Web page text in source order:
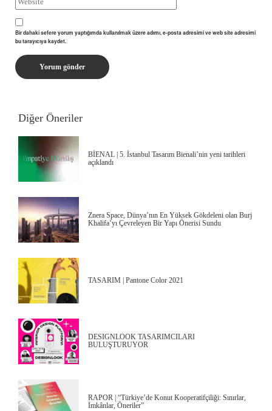
Bir dahaki sefere yorum yaptığımda kullanılmak üzere adımı, e-posta adresimi ve web site adresimi
bu tarayıcıya kaydet.
Diğer Öneriler
BİENAL | 5. İstanbul Tasarım Bienali’nin yeni tarihleri
açıklandı
Znera Space, Dünya’nın En Yüksek Gökdeleni olan Burj
Khalifa’yı Çevreleyen Bir Yapı Önerisi Sundu
TASARIM | Pantone Color 2021
DESIGNLOOK TASARIMCILARI
BULUŞTURUYOR
RAPOR | “Türkiye’de Konut Kooperatifçiliği: Sınırlar,
İmkânlar, Öneriler”